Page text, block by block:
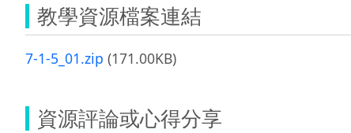
教學資源檔案連結
7-1-5_01.zip (171.00KB)
資源評論或心得分享